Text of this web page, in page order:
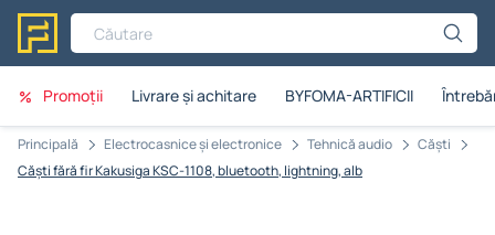
Căutare
Promoții Livrare și achitare BYFOMA-ARTIFICII
Principală Electrocasnice și electronice Tehnică audio
Căști
Căști fără fir Kakusiga KSC-1108, bluetooth, lightning, alb